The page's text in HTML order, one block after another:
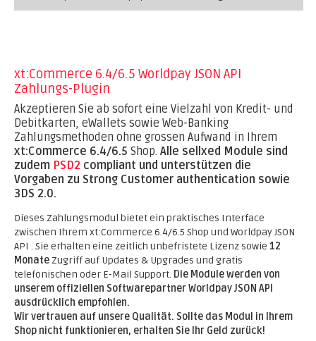
xt:Commerce 6.4/6.5 Worldpay JSON API
Zahlungs-Plugin
Akzeptieren Sie ab sofort eine Vielzahl von Kredit- und
Debitkarten, eWallets sowie Web-Banking
Zahlungsmethoden ohne grossen Aufwand in Ihrem
xt:Commerce 6.4/6.5 Shop. Alle sellxed Module sind
zudem PSD2 compliant und unterstützen die
Vorgaben zu Strong Customer authentication sowie
3DS 2.0.
Dieses Zahlungsmodul bietet ein praktisches Interface
zwischen Ihrem xt:Commerce 6.4/6.5 Shop und Worldpay JSON
API . Sie erhalten eine zeitlich unbefristete Lizenz sowie 12
Monate Zugriff auf Updates & Upgrades und gratis
telefonischen oder E-Mail Support. Die Module werden von
unserem offiziellen Softwarepartner Worldpay JSON API
ausdrücklich empfohlen.
Wir vertrauen auf unsere Qualität. Sollte das Modul in Ihrem
Shop nicht funktionieren, erhalten Sie Ihr Geld zurück!